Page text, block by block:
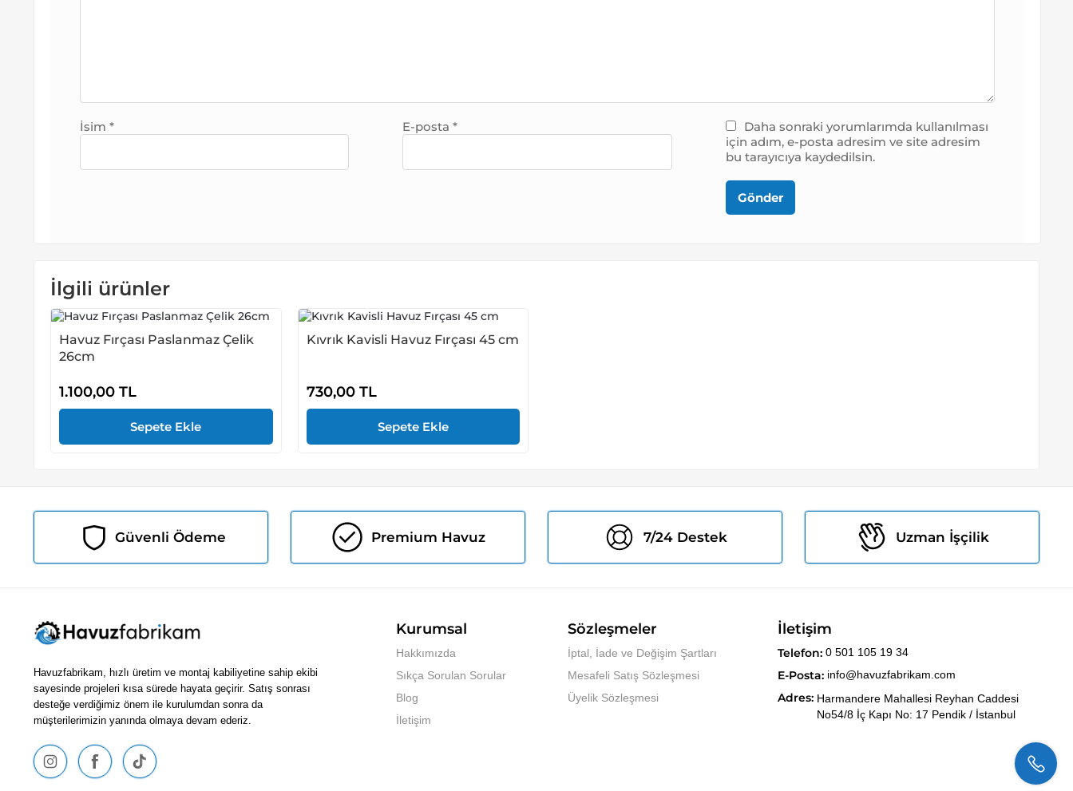
İsim * E-posta*
Daha sonraki yorumlarımda kullanılması
için adım, e-posta adresim ve site adresim
bu tarayıcıya kaydedilsin.
İlgili ürünler
Havuz Fırçası Paslanmaz Çelik
26cm
1.100,00 TL
Kıvrık Kavisli Havuz Fırçası 45 cm
730,00 TL
Güvenli Ödeme Premium Havuz 7/24 Destek Uzman İşçilik
Havuzfabrikam, hızlı üretim ve montaj kabiliyetine sahip ekibi
sayesinde projeleri kısa sürede hayata geçirir. Satış sonrası
desteğe verdiğimiz önem ile kurulumdan sonra da
müşterilerimizin yanında olmaya devam ederiz.
Kurumsal
Hakkımızda
Sıkça Sorulan Sorular
Blog
İletişim
Sözleşmeler
İptal, İade ve Değişim Şartları
Mesafeli Satış Sözleşmesi
Üyelik Sözleşmesi
İletişim
Telefon: 0 501 105 19 34
E-Posta: info@havuzfabrikam.com
Adres: Harmandere Mahallesi Reyhan Caddesi
No54/8 İç Kapı No: 17 Pendik / İstanbul